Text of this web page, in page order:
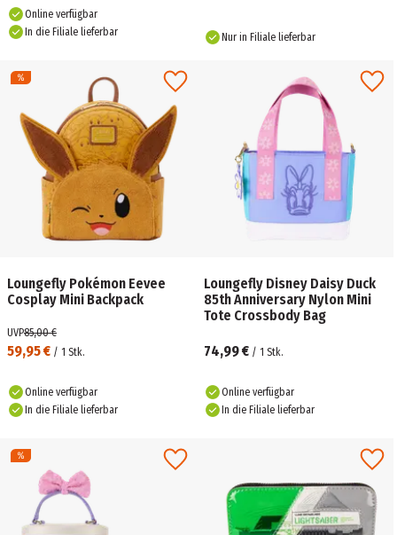
Online verfügbar
In die Filiale lieferbar
Nur in Filiale lieferbar
Loungefly Pokémon Eevee
Cosplay Mini Backpack
59,95 € / 1 Stk.
UVP85,00 €
Online verfügbar
In die Filiale lieferbar
Loungefly Disney Daisy Duck
85th Anniversary Nylon Mini
Tote Crossbody Bag
74,99 € / 1 Stk.
Online verfügbar
In die Filiale lieferbar